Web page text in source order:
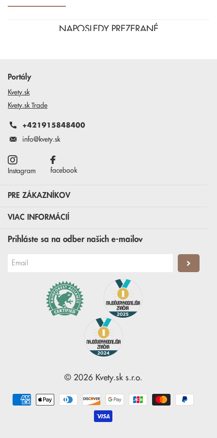
NAPOSLEDY PREZERANÉ
Portály
Kvety.sk
Kvety.sk Trade
+421915848400
info@kvety.sk
Instagram facebook
PRE ZÁKAZNÍKOV
VIAC INFORMÁCIÍ
Prihláste sa na odber našich e-mailov
© 2026 Kvety.sks.r.o.